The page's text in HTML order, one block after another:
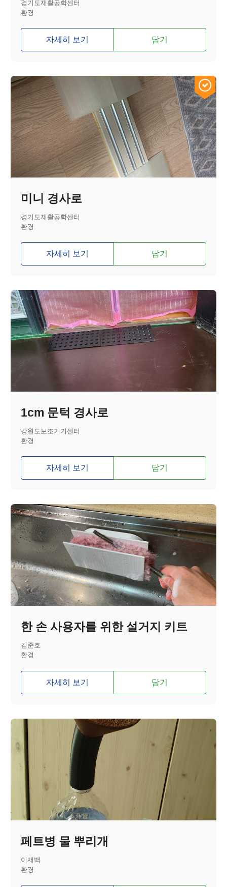
경기도재활공학센터
환경
자세히 보기 담기
미니 경사로
경기도재활공학센터
환경
자세히 보기 담기
1cm 문턱 경사로
강원도보조기기센터
환경
자세히 보기 담기
한 손 사용자를 위한 설거지 키트
김준호
환경
자세히 보기 담기
페트병 물 뿌리개
이재백
환경